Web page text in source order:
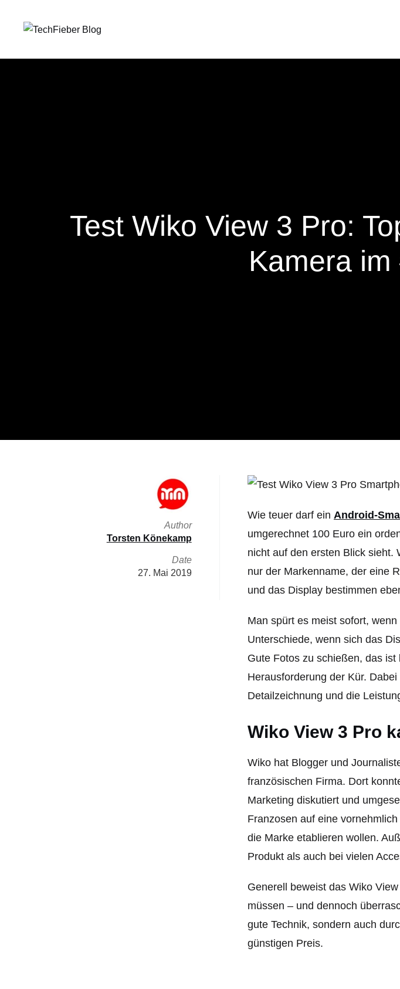
Test Wiko View 3 Pro:
Kamera
Wie teuer darf ein Android-
umgerechnet 100 Euro ein
nicht auf den ersten Blick sieht.
nur der Markenname, der eine
und das Display bestimmen
Man spürt es meist sofort,
Unterschiede, wenn sich das
Gute Fotos zu schießen, das
Herausforderung der Kür.
Detailzeichnung und die
Wiko View 3 Pro
Wiko hat Blogger und
französischen Firma. Dort
Marketing diskutiert und
Franzosen auf eine
die Marke etablieren wollen.
Produkt als auch bei vielen
Generell beweist das Wiko
müssen – und dennoch
gute Technik, sondern auch
günstigen Preis.
Author
Torsten Könekamp
Date
27. Mai 2019